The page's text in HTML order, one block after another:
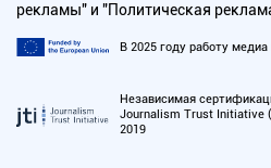
рекламы" и "Политическая
В 2025 году работу
Независимая
Journalism Trust Initiative
2019